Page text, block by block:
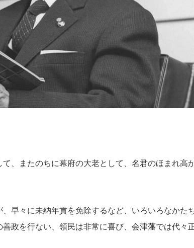
、またのちに幕府の大老として、名君のほまれ高
早々に未納年貢を免除するなど、いろいろなかた
政を行ない、領民は非常に喜び、会津藩では代々